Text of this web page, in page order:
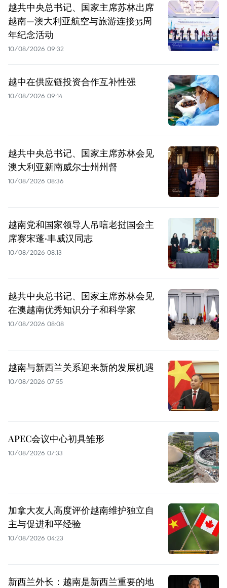
越共中央总书记、国家主席苏林出席
越南—澳大利亚航空与旅游连接35周
年纪念活动
10/08/2026 09:32
越中在供应链投资合作互补性强
10/08/2026 09:14
越共中央总书记、国家主席苏林会见
澳大利亚新南威尔士州州督
10/08/2026 08:36
越南党和国家领导人吊唁老挝国会主
席赛宋蓬·丰威汉同志
10/08/2026 08:13
越共中央总书记、国家主席苏林会见
在澳越南优秀知识分子和科学家
10/08/2026 08:08
越南与新西兰关系迎来新的发展机遇
10/08/2026 07:55
APEC会议中心初具雏形
10/08/2026 07:33
加拿大友人高度评价越南维护独立自
主与促进和平经验
10/08/2026 04:23
新西兰外长：越南是新西兰重要的地